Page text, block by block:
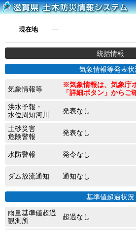
現在地 ―
統括情報
気象情報等発表状
気象情報等
※気象情報は、気象庁
「詳細ボタン」からご
洪水予報・
水位周知河川
発表なし
土砂災害
危険警報
発表なし
水防警報 発令なし
ダム放流通知 通知なし
基準値超過状況
雨量基準値超過
観測所
超過なし